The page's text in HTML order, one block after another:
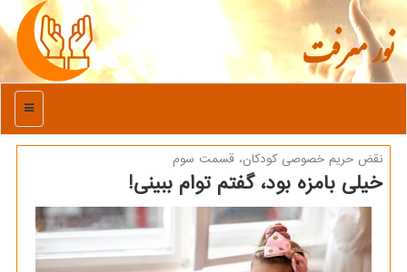
نور معرفت
منو
نقض حریم خصوصی كودكان، قسمت سوم
خیلی بامزه بود، گفتم توام ببینی!